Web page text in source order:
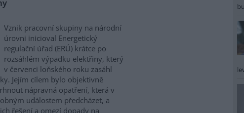
Vznik pracovní skupiny na národní
úrovni inicioval Energetický
regulační úřad (ERÚ) krátce po
rozsáhlém výpadku elektřiny, který
v červenci loňského roku zasáhl
Jejím cílem bylo objektivně
nápravná opatření, která v
událostem předcházet, a
řešení a omezí dopady na